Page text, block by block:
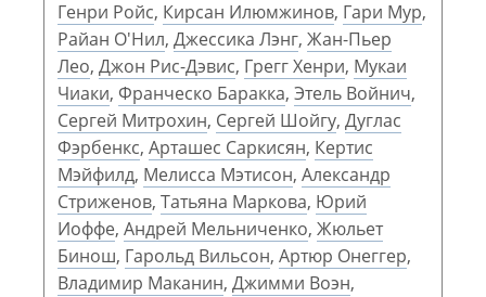
Генри Ройс, Кирсан Илюмжинов, Гари Мур,
Райан О'Нил, Джессика Лэнг, Жан-Пьер
Лео, Джон Рис-Дэвис, Грегг Хенри, Мукаи
Чиаки, Франческо Баракка, Этель Войнич,
Сергей Митрохин, Сергей Шойгу, Дуглас
Фэрбенкс, Арташес Саркисян, Кертис
Мэйфилд, Мелисса Мэтисон, Александр
Стриженов, Татьяна Маркова, Юрий
Иоффе, Андрей Мельниченко, Жюльет
Бинош, Гарольд Вильсон, Артюр Онеггер,
Владимир Маканин, Джимми Воэн,